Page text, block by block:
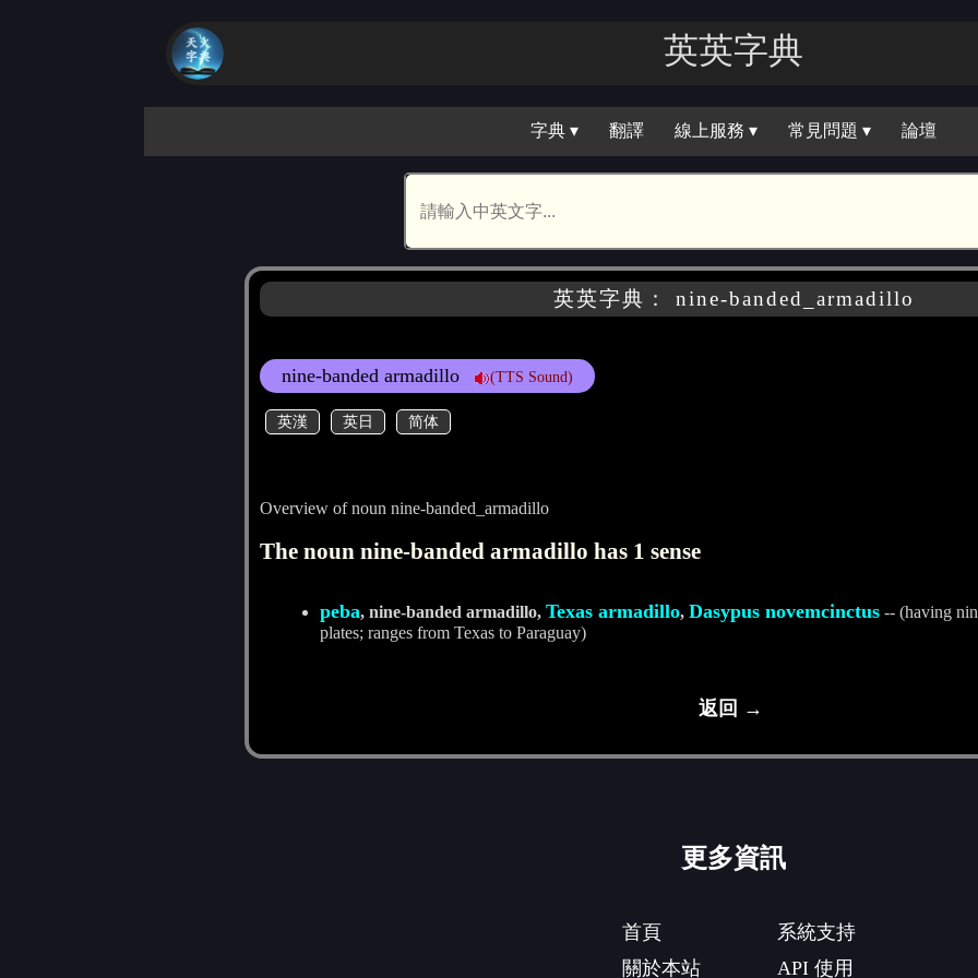
英英字典
字典 ▾ 翻譯 線上服務 ▾ 常見問題 ▾ 論壇
英英字典： nine-banded_armadillo
nine-banded armadillo (TTS Sound)
英漢 英日 简体
Overview of noun nine-banded_armadillo
The noun nine-banded armadillo has 1 sense
peba, nine-banded armadillo, Texas armadillo, Dasypus novemcinctus-- (having
plates; ranges from Texas to Paraguay)
返回 →
更多資訊
首頁
關於本站
系統支持
API 使用